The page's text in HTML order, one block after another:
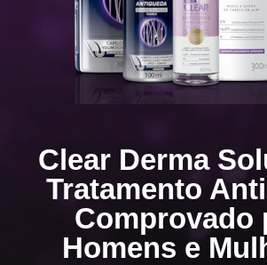
Clear Derma
Tratamento
Comprovado
Homens e